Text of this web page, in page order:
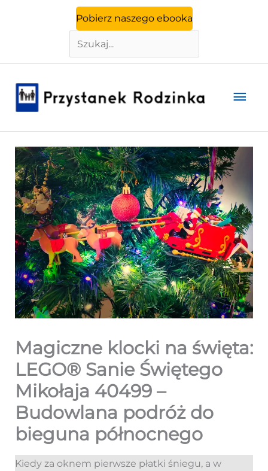
Pobierz naszego ebooka
Szukaj
Magiczne klocki na święta:
LEGO® Sanie Świętego
Mikołaja 40499 –
Budowlana podróż do
bieguna północnego
Kiedy za oknem pierwsze płatki śniegu, a w